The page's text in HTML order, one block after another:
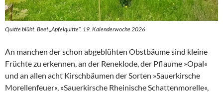
Quitte blüht. Beet „Apfelquitte“. 19. Kalenderwoche 2026
An manchen der schon abgeblühten Obstbäume sind kleine
Früchte zu erkennen, an der Reneklode, der Pflaume »Opal«
und an allen acht Kirschbäumen der Sorten »Sauerkirsche
Morellenfeuer«, »Sauerkirsche Rheinische Schattenmorelle«,